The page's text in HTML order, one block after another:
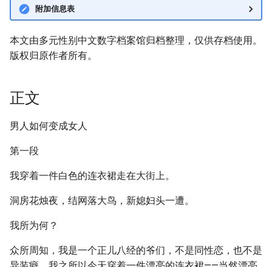
附加信息表
本文由多元性别中文数字档案馆归档整理，仅供存档使用。
版权归原作者所有。
正文
男人如何变成女人
第一段
我穿着一件白色的连衣裙走在大街上。
洞房花烛夜，结网落大鸟，新媳妇头一遭。
我所为何？
众所周知，我是一个正儿八经的爷们，不是同性恋，也不是